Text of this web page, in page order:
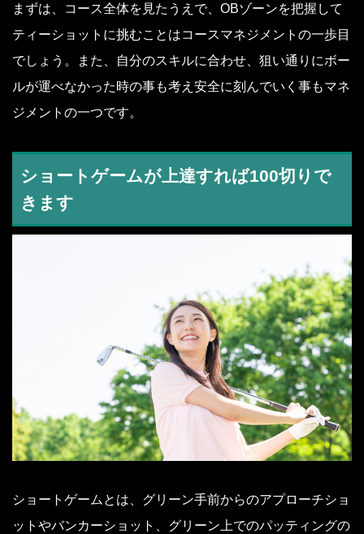
まずは、コース全体を見たうえで、OBゾーンを把握して
ティーショットに挑むことはコースマネジメントの一歩目
でしょう。また、自分のスキルに合わせ、狙い通りにボー
ルが運べなかった時の事も考え安全に刻んでいく事もマネ
ジメントの一つです。
ショートゲームが上達すれば100切りで
きます
ショートゲームとは、グリーン手前からのアプローチショ
ットやバンカーショット、グリーン上でのパッティングの